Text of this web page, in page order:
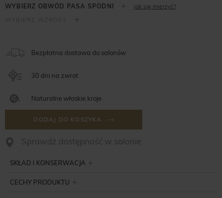
Jak się mierzyć?
Bezpłatna dostawa do salonów
30 dni na zwrot
Naturalne włoskie kroje
DODAJ DO KOSZYKA
Sprawdż dostępność w salonie
SKŁAD I KONSERWACJA
CECHY PRODUKTU